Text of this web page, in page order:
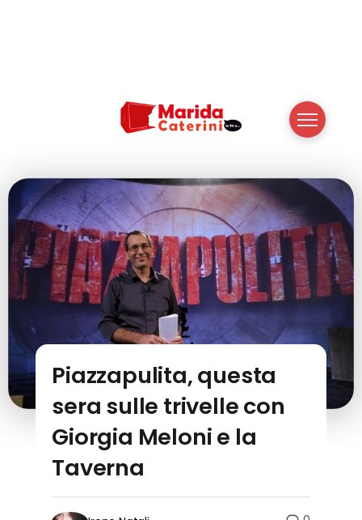
Piazzapulita, questa
sera sulle trivelle con
Giorgia Meloni e la
Taverna